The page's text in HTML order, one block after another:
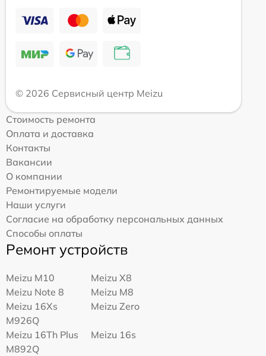
© 2026 Сервисный центр Meizu
Стоимость ремонта
Оплата и доставка
Контакты
Вакансии
О компании
Ремонтируемые модели
Наши услуги
Согласие на обработку персональных данных
Способы оплаты
Ремонт устройств
Meizu M10
Meizu X8
Meizu Note 8
Meizu M8
Meizu 16Xs
M926Q
Meizu Zero
Meizu 16Th Plus
M892Q
Meizu 16s